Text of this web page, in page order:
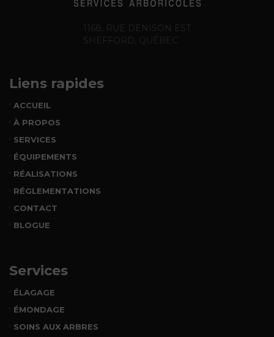
1168, RUE DENISON EST
SHEFFORD, QUÉBEC
Liens rapides
ACCUEIL
À PROPOS
SERVICES
ÉQUIPEMENTS
RÉALISATIONS
RÉGLEMENTATIONS
CONTACT
BLOGUE
Services
ÉLAGAGE
ÉMONDAGE
SOINS AUX ARBRES